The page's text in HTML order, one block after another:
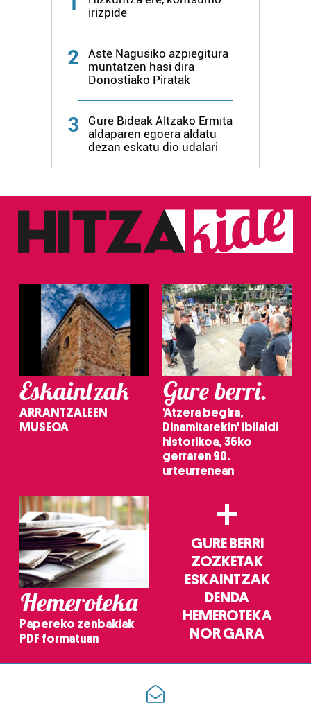
irizpide
2
Aste Nagusiko azpiegitura
muntatzen hasi dira
Donostiako Piratak
3
Gure Bideak Altzako Ermita
aldaparen egoera aldatu
dezan eskatu dio udalari
Eskaintzak
ARRANTZALEEN
MUSEOA
Gure berri.
'Atzera begira,
Dinamitarekin' ibilaldi
historikoa, 36ko
gerraren 90.
urteurrenean
Hemeroteka
Papereko zenbakiak
PDF formatuan
+
GURE BERRI
ZOZKETAK
ESKAINTZAK
DENDA
HEMEROTEKA
NOR GARA